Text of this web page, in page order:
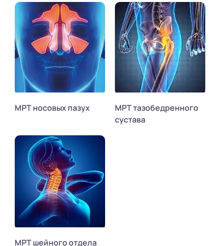
МРТ носовых пазух
МРТ тазобедренного
сустава
МРТ шейного отдела